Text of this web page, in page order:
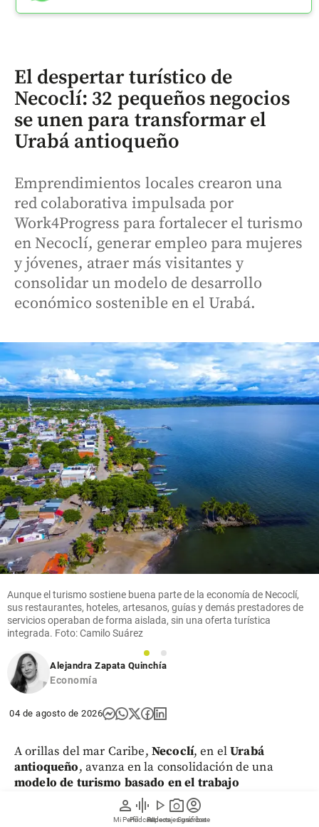
person
Mi Perfil
graphic_eq
Pódcast
play_arrow
Videos
photo_camera
Reportajes gráficos
account_circle
Suscríbete
El despertar turístico de
Necoclí: 32 pequeños negocios
se unen para transformar el
Urabá antioqueño
Emprendimientos locales crearon una
red colaborativa impulsada por
Work4Progress para fortalecer el turismo
en Necoclí, generar empleo para mujeres
y jóvenes, atraer más visitantes y
consolidar un modelo de desarrollo
económico sostenible en el Urabá.
Aunque el turismo sostiene buena parte de la economía de Necoclí,
sus restaurantes, hoteles, artesanos, guías y demás prestadores de
servicios operaban de forma aislada, sin una oferta turística
integrada. Foto: Camilo Suárez
1
2
Alejandra Zapata Quinchía
Economía
04 de agosto de 2026
A orillas del mar Caribe, Necoclí, en elUrabá
antioqueño, avanza en la consolidación de una
modelo de turismo basado en el trabajo
. Lo que durante años fue un conjunto
pequeños negociosque operaban de manera